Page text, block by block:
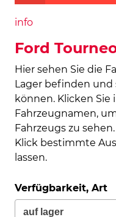
info
Ford
Hier sehen Sie die
Lager befinden und
können. Klicken Sie
Fahrzeugnamen,
Fahrzeugs zu
Klick bestimmte
lassen.
Verfügbarkeit, Art